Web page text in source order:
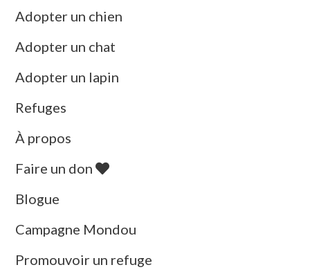
Adopter un chien
Adopter un chat
Adopter un lapin
Refuges
À propos
Faire un don
Blogue
Campagne Mondou
Promouvoir un refuge